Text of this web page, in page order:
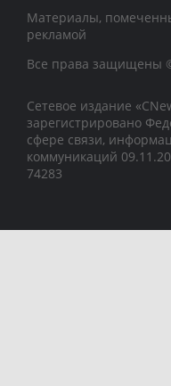
Материалы,
рекламой
Все права защищены
Сетевое издание
зарегистрировано
сфере связи,
коммуникаций
74283